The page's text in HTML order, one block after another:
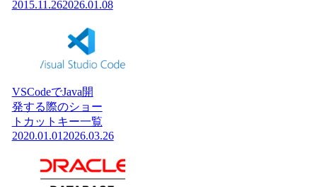
2015.11.262026.01.08
VSCodeでJava開
発する際のショー
トカットキー一覧
2020.01.01 2026.03.26